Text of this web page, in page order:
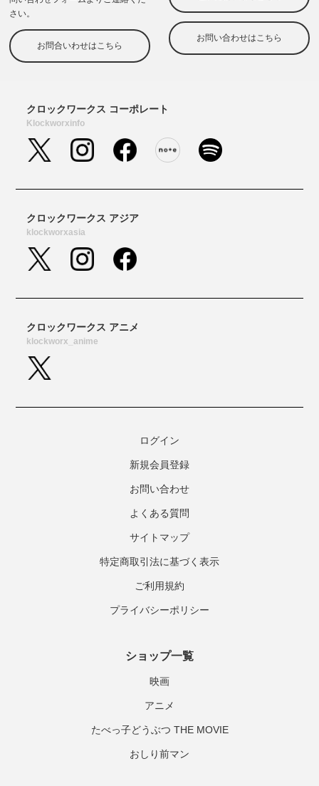
ログイン
新規会員登録
お問い合わせ
よくある質問
サイトマップ
特定商取引法に基づく表示
ご利用規約
プライバシーポリシー
ショップ一覧
映画
アニメ
たべっ子どうぶつ THE MOVIE
おしり前マン